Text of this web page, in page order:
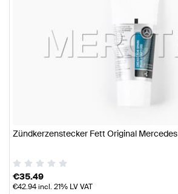
Zündkerzenstecker Fett Original
€35.49
€42.94incl. 21% LV VAT